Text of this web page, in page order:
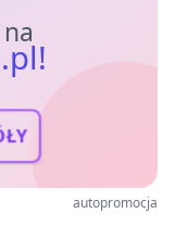
autopromocja